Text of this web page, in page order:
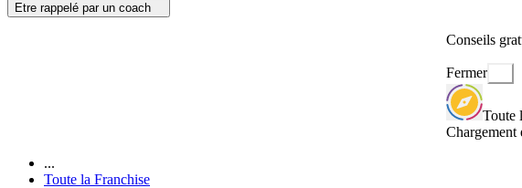
Etre rappelé par un coach
Conseils
Fermer
Toute
Chargement
...
Toute la Franchise